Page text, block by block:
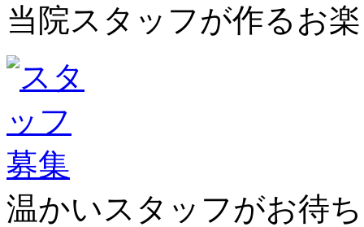
当院スタッフが作るお
温かいスタッフがお待